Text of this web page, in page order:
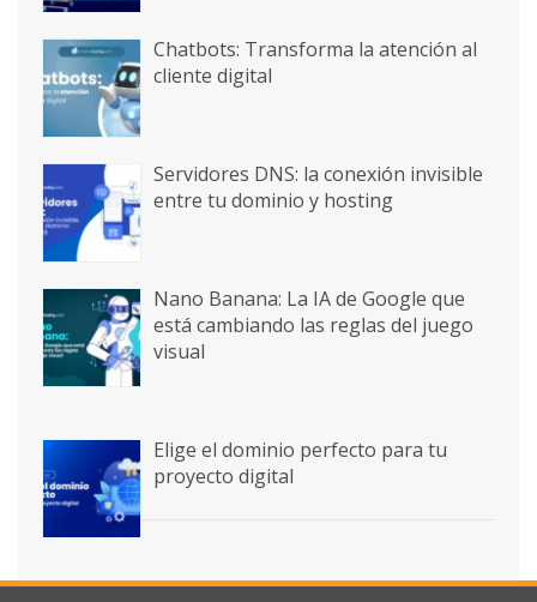
Chatbots: Transforma la atención al
cliente digital
Servidores DNS: la conexión invisible
entre tu dominio y hosting
Nano Banana: La IA de Google que
está cambiando las reglas del juego
visual
Elige el dominio perfecto para tu
proyecto digital